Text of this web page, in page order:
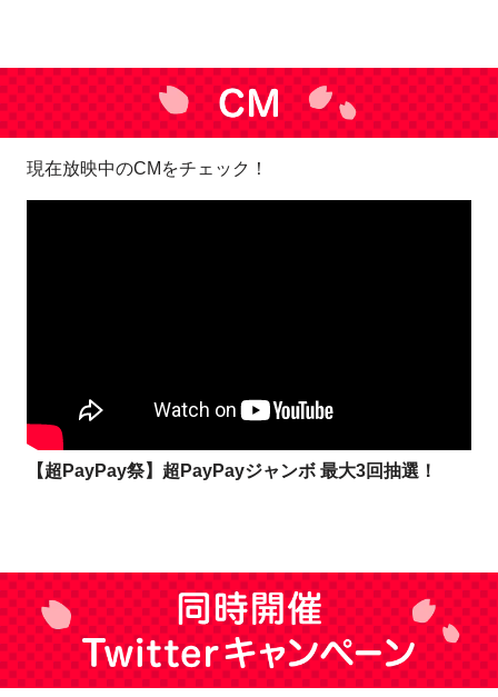
現在放映中のCMをチェック！
【超PayPay祭】超PayPayジャンボ 最大3回抽選！